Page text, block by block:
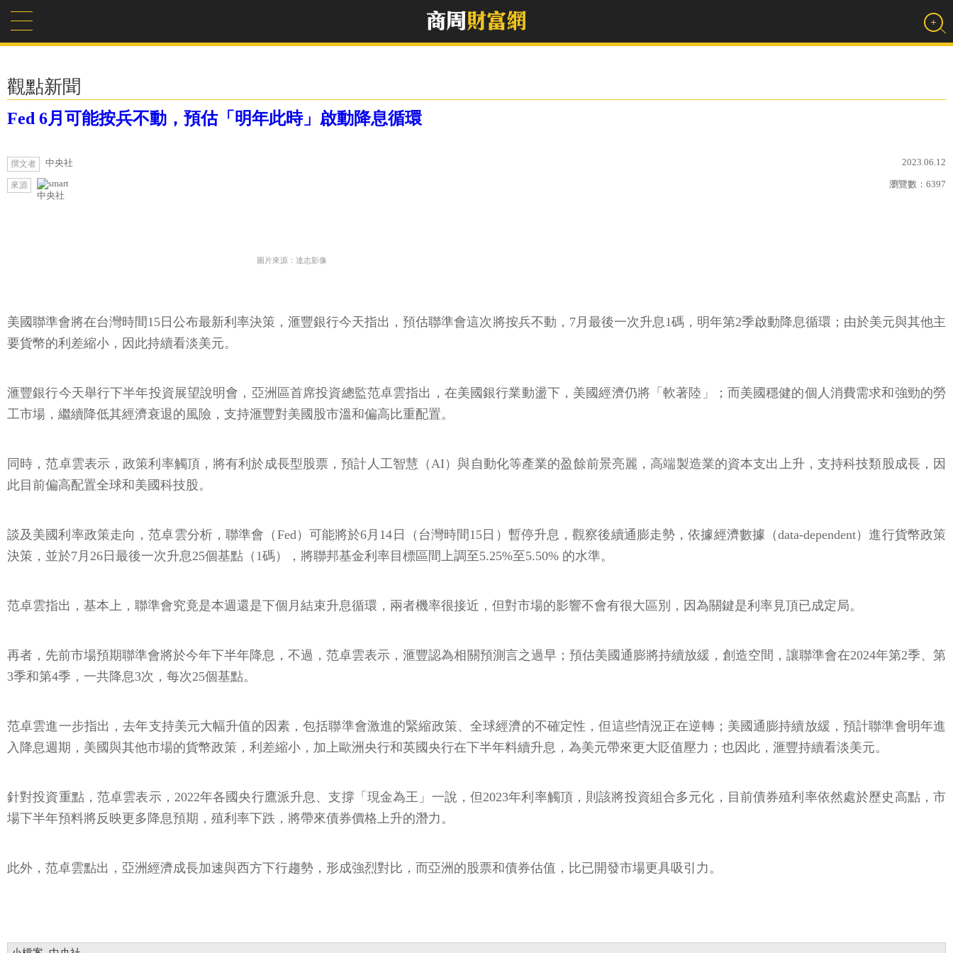
觀點新聞
Fed 6月可能按兵不動，預估「明年此時」啟動降息循環
撰文者 中央社 2023.06.12
來源
中央社
瀏覽數： 6397
圖片來源：達志影像
美國聯準會將在台灣時間15日公布最新利率決策，滙豐銀行今天指出，預估聯準會這次將按兵不動，7月最後一次升息1碼，明年第2季啟動降息循環；由於美元與其他主
要貨幣的利差縮小，因此持續看淡美元。
滙豐銀行今天舉行下半年投資展望說明會，亞洲區首席投資總監范卓雲指出，在美國銀行業動盪下，美國經濟仍將「軟著陸」；而美國穩健的個人消費需求和強勁的勞
工市場，繼續降低其經濟衰退的風險，支持滙豐對美國股市溫和偏高比重配置。
同時，范卓雲表示，政策利率觸頂，將有利於成長型股票，預計人工智慧（AI）與自動化等產業的盈餘前景亮麗，高端製造業的資本支出上升，支持科技類股成長，因
此目前偏高配置全球和美國科技股。
談及美國利率政策走向，范卓雲分析，聯準會（Fed）可能將於6月14日（台灣時間15日）暫停升息，觀察後續通膨走勢，依據經濟數據（data-dependent）進行貨幣政策
決策，並於7月26日最後一次升息25個基點（1碼），將聯邦基金利率目標區間上調至5.25%至5.50% 的水準。
范卓雲指出，基本上，聯準會究竟是本週還是下個月結束升息循環，兩者機率很接近，但對市場的影響不會有很大區別，因為關鍵是利率見頂已成定局。
再者，先前市場預期聯準會將於今年下半年降息，不過，范卓雲表示，滙豐認為相關預測言之過早；預估美國通膨將持續放緩，創造空間，讓聯準會在2024年第2季、第
3季和第4季，一共降息3次，每次25個基點。
范卓雲進一步指出，去年支持美元大幅升值的因素，包括聯準會激進的緊縮政策、全球經濟的不確定性，但這些情況正在逆轉；美國通膨持續放緩，預計聯準會明年進
入降息週期，美國與其他市場的貨幣政策，利差縮小，加上歐洲央行和英國央行在下半年料續升息，為美元帶來更大貶值壓力；也因此，滙豐持續看淡美元。
針對投資重點，范卓雲表示，2022年各國央行鷹派升息、支撐「現金為王」一說，但2023年利率觸頂，則該將投資組合多元化，目前債券殖利率依然處於歷史高點，市
場下半年預料將反映更多降息預期，殖利率下跌，將帶來債券價格上升的潛力。
此外，范卓雲點出，亞洲經濟成長加速與西方下行趨勢，形成強烈對比，而亞洲的股票和債券估值，比已開發市場更具吸引力。